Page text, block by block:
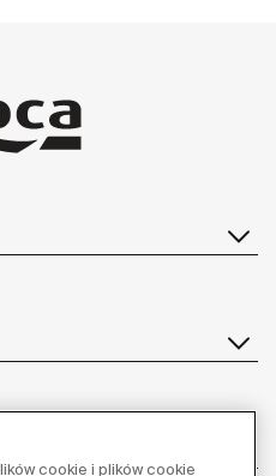
cookie i plików cookie